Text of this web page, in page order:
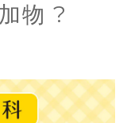
物 ?